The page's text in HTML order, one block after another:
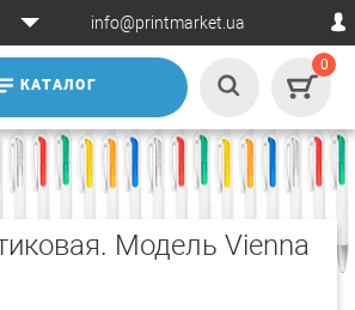
info@printmarket.ua
КАТАЛОГ
0
Модель Vienna